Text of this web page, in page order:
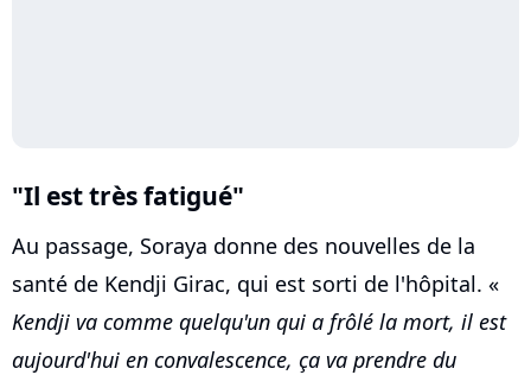
"Il est très fatigué"
Au passage, Soraya donne des nouvelles de la
santé de Kendji Girac, qui est sorti de l'hôpital. «
Kendji va comme quelqu'un qui a frôlé la mort, il est
aujourd'hui en convalescence, ça va prendre du